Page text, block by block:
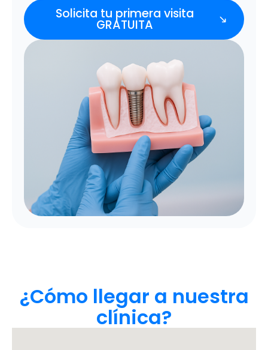
Solicita tu primera visita
GRATUITA
¿Cómo llegar a nuestra
clínica?